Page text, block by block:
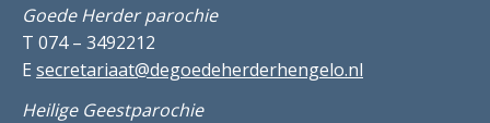
Goede Herder parochie
T 074 – 3492212
E secretariaat@degoedeherderhengelo.nl
Heilige Geestparochie